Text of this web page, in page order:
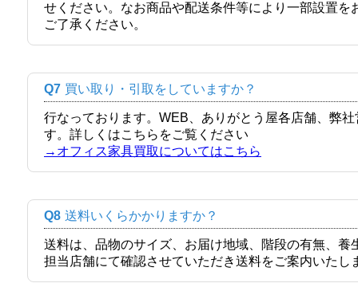
せください。なお商品や配送条件等により一部設置
ご了承ください。
Q7 買い取り・引取をしていますか？
行なっております。WEB、ありがとう屋各店舗、弊
す。詳しくはこちらをご覧ください
→オフィス家具買取についてはこちら
Q8 送料いくらかかりますか？
送料は、品物のサイズ、お届け地域、階段の有無、
担当店舗にて確認させていただき送料をご案内いたし